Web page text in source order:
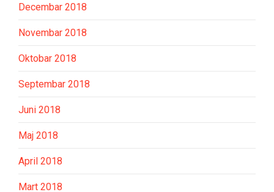
Decembar 2018
Novembar 2018
Oktobar 2018
Septembar 2018
Juni 2018
Maj 2018
April 2018
Mart 2018